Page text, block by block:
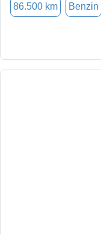
86.500 km Benzin